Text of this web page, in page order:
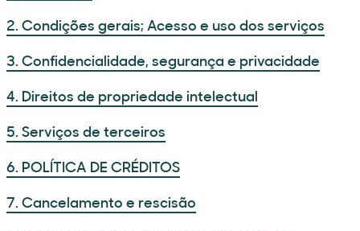
2. Condições gerais; Acesso e uso dos serviços
3. Confidencialidade, segurança e privacidade
4. Direitos de propriedade intelectual
5. Serviços de terceiros
6. POLÍTICA DE CRÉDITOS
7. Cancelamento e rescisão